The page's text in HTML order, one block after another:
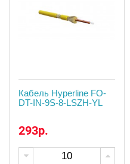
Кабель Hyperline FO-
DT-IN-9S-8-LSZH-YL
293р.